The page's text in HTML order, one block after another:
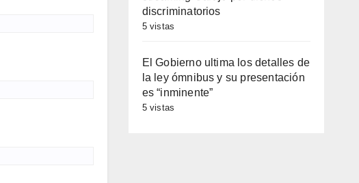
discriminatorios
5 vistas
El Gobierno ultima los detalles de
la ley ómnibus y su presentación
es “inminente”
5 vistas